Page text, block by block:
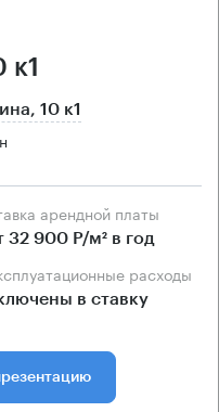
к1
10 к1
арендной платы
32 900 Р/м² в год
расходы
в ставку